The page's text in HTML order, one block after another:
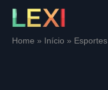
Skip
contentHome Início Esportes